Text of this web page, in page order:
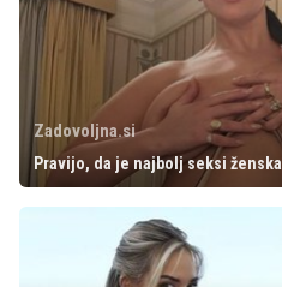
Zadovoljna.si
Pravijo, da je najbolj seksi